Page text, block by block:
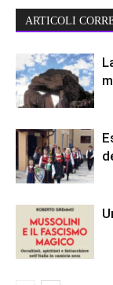
ARTICOLI